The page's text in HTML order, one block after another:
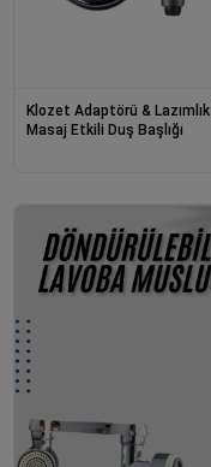
Klozet Adaptörü & Lazımlık
Masaj Etkili Duş Başlığı